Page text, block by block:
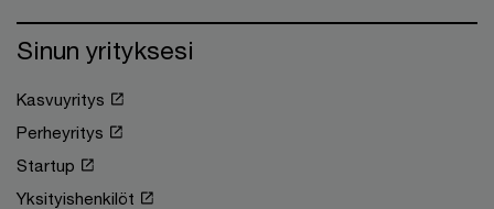
Sinun yrityksesi
Kasvuyritys
Perheyritys
Startup
Yksityishenkilöt